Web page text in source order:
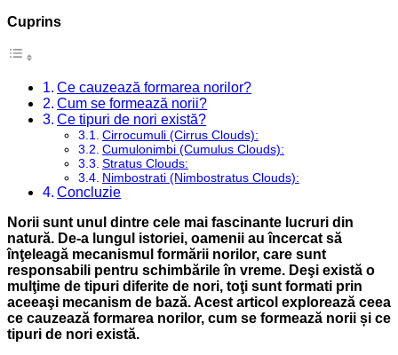
Cuprins
Ce cauzează formarea norilor?
Cum se formează norii?
Ce tipuri de nori există?
Cirrocumuli (Cirrus Clouds):
Cumulonimbi (Cumulus Clouds):
Stratus Clouds:
Nimbostrati (Nimbostratus Clouds):
Concluzie
Norii sunt unul dintre cele mai fascinante lucruri din
natură. De-a lungul istoriei, oamenii au încercat să
înţeleagă mecanismul formării norilor, care sunt
responsabili pentru schimbările în vreme. Deşi există o
mulţime de tipuri diferite de nori, toţi sunt formati prin
aceeaşi mecanism de bază. Acest articol explorează ceea
ce cauzează formarea norilor, cum se formează norii și ce
tipuri de nori există.